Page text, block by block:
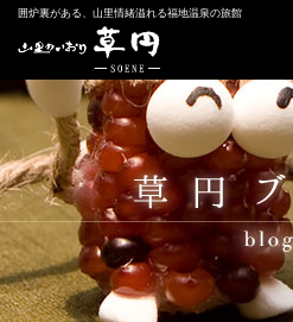
囲炉裏がある、山里情緒溢れる福地温泉の旅館